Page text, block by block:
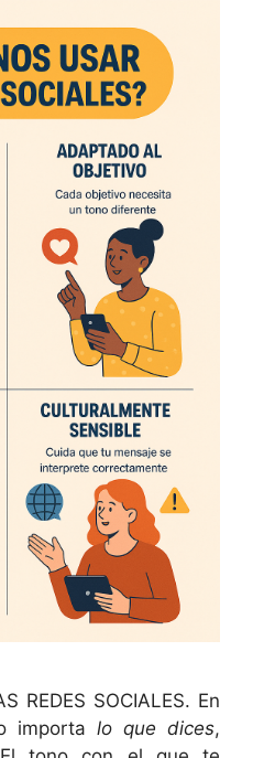
REDES SOCIALES. En
importa lo que dices,